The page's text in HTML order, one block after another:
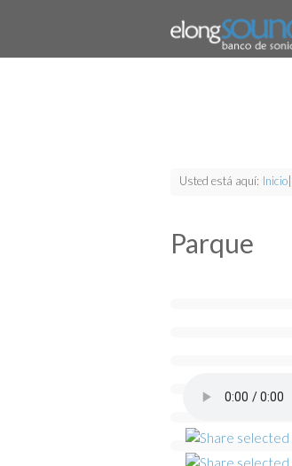
Usted está aquí: Inicio
Parque